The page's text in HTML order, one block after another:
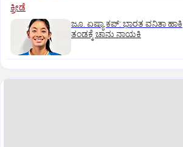
ಕ್ರೀಡೆ
ಜೂ. ಏಷ್ಯಾ ಕಪ್‌: ಭಾರತ ವನಿತಾ ಹಾಕಿ
ತಂಡಕ್ಕೆ ಚಾನು ನಾಯಕಿ